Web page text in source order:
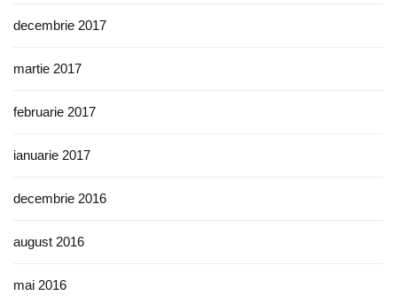
decembrie 2017
martie 2017
februarie 2017
ianuarie 2017
decembrie 2016
august 2016
mai 2016